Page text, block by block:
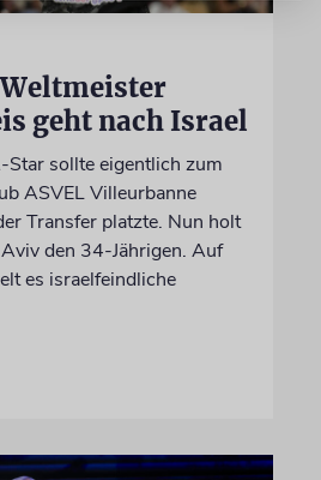
geht nach Israel
sollte eigentlich zum
ASVEL Villeurbanne
Transfer platzte. Nun holt
den 34-Jährigen. Auf
es israelfeindliche